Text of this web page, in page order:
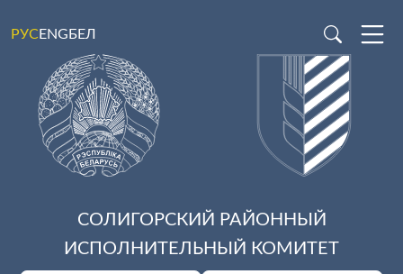
РУСENGБЕЛ
СОЛИГОРСКИЙ РАЙОННЫЙ
ИСПОЛНИТЕЛЬНЫЙ КОМИТЕТ